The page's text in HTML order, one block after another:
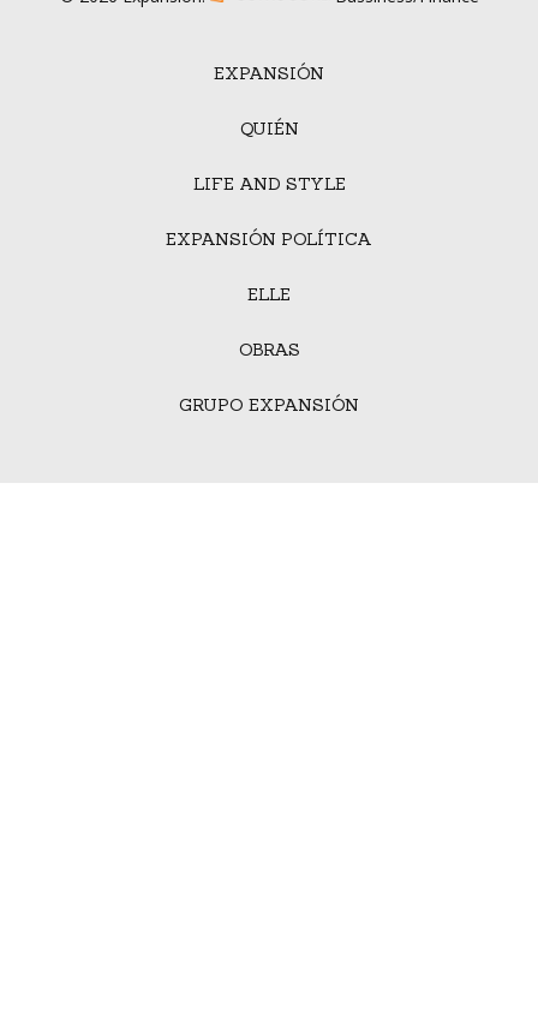
EXPANSIÓN
QUIÉN
LIFE AND STYLE
EXPANSIÓN POLÍTICA
ELLE
OBRAS
GRUPO EXPANSIÓN